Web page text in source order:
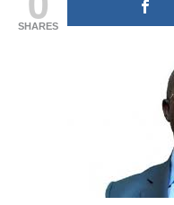
SHARES